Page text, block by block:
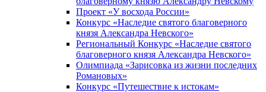
Проект «У восхода России»
Конкурс «Наследие святого благоверного
князя Александра Невского»
Региональный Конкурс «Наследие святого
благоверного князя Александра Невского»
Олимпиада «Зарисовка из жизни последних
Романовых»
Конкурс «Путешествие к истокам»